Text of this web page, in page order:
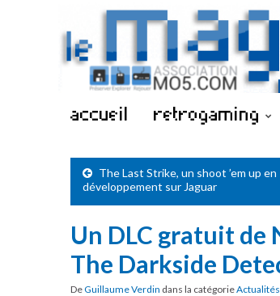
accueil retrogaming
The Last Strike, un shoot ’em up en
développement sur Jaguar
Un DLC gratuit de
The Darkside
DeGuillaume Verdin dans la catégorieActualités